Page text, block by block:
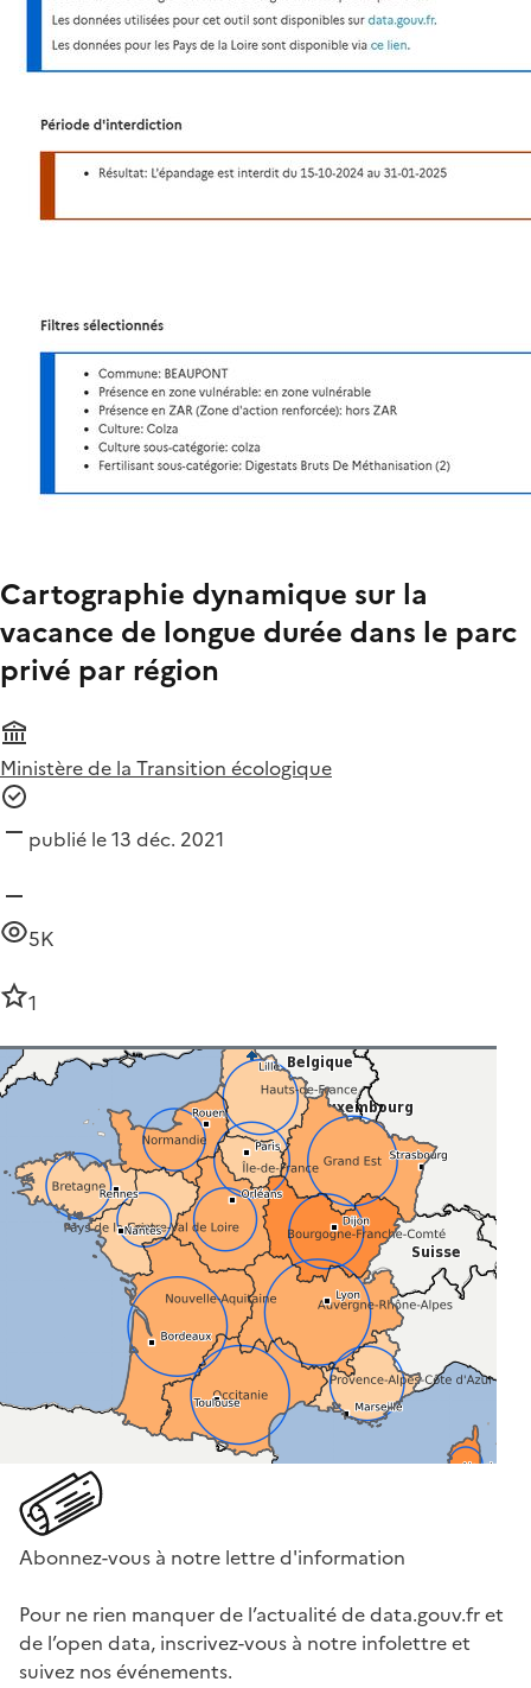
Cartographie dynamique sur la
vacance de longue durée dans le parc
privé par région
Ministère de la Transition écologique
publié le 13 déc. 2021
5K
1
Abonnez-vous à notre lettre d'information
Pour ne rien manquer de l’actualité de data.gouv.fr et
de l’open data, inscrivez-vous à notre infolettre et
suivez nos événements.